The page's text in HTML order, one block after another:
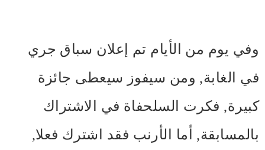
وفي يوم من الأيام تم إعلان سباق جري
في الغابة, ومن سيفوز سيعطى جائزة
كبيرة, فكرت السلحفاة في الاشتراك
بالمسابقة, أما الأرنب فقد اشترك فعلا,